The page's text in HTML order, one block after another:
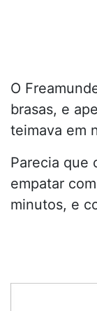
O
brasas, e
teimava em
Parecia que
empatar
minutos, e